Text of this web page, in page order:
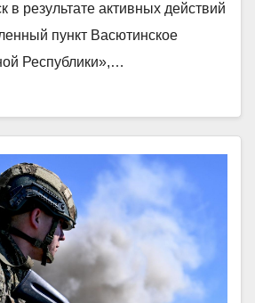
в результате активных действий
пункт Васютинское
Республики»,…